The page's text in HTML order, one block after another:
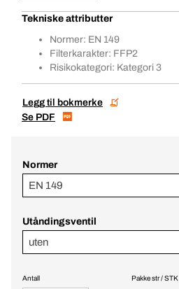
Tekniske attributter
Normer: EN 149
Filterkarakter: FFP2
Risikokategori: Kategori 3
Legg til bokmerke
Se PDF
Normer
EN 149
Utåndingsventil
uten
Pakke str / STK
Antall